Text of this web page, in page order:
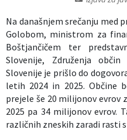
Na današnjem srečanju med
Golobom, ministrom za
Boštjančičem ter
Slovenije, Združenja
Slovenije je prišlo do
letih 2024 in 2025. Občine
prejele še 20 milijonov evrov
2025 pa 34 milijonov evrov.
različnih zneskih zaradi rasti
Izobraževanje
Kultura, šport in turizem
Sociala in zdravstvo
Skupna občinska uprava